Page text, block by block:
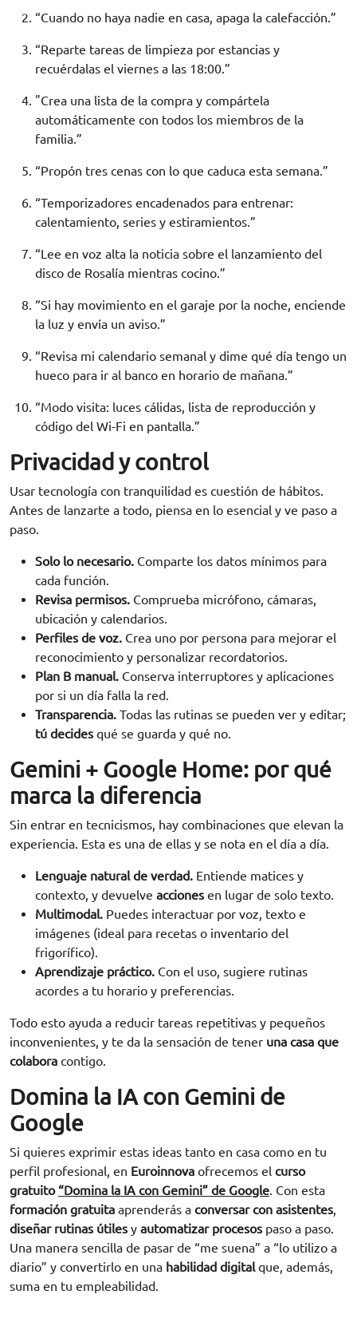
“Cuando no haya nadie en casa, apaga la calefacción.”
“Reparte tareas de limpieza por estancias y
recuérdalas el viernes a las 18:00.”
"Crea una lista de la compra y compártela
automáticamente con todos los miembros de la
familia.”
“Propón tres cenas con lo que caduca esta semana.”
“Temporizadores encadenados para entrenar:
calentamiento, series y estiramientos.”
“Lee en voz alta la noticia sobre el lanzamiento del
disco de Rosalía mientras cocino.”
“Si hay movimiento en el garaje por la noche, enciende
la luz y envía un aviso.”
“Revisa mi calendario semanal y dime qué día tengo un
hueco para ir al banco en horario de mañana.”
“Modo visita: luces cálidas, lista de reproducción y
código del Wi-Fi en pantalla.”
Privacidad y control
Usar tecnología con tranquilidad es cuestión de hábitos.
Antes de lanzarte a todo, piensa en lo esencial y ve paso a
paso.
Solo lo necesario. Comparte los datos mínimos para
cada función.
Revisa permisos. Comprueba micrófono, cámaras,
ubicación y calendarios.
Perfiles de voz. Crea uno por persona para mejorar el
reconocimiento y personalizar recordatorios.
Plan B manual. Conserva interruptores y aplicaciones
por si un día falla la red.
Transparencia. Todas las rutinas se pueden ver y editar;
tú decides qué se guarda y qué no.
Gemini + Google Home: por qué
marca la diferencia
Sin entrar en tecnicismos, hay combinaciones que elevan la
experiencia. Esta es una de ellas y se nota en el día a día.
Lenguaje natural de verdad. Entiende matices y
contexto, y devuelve acciones en lugar de solo texto.
Multimodal. Puedes interactuar por voz, texto e
imágenes (ideal para recetas o inventario del
frigorífico).
Aprendizaje práctico. Con el uso, sugiere rutinas
acordes a tu horario y preferencias.
Todo esto ayuda a reducir tareas repetitivas y pequeños
inconvenientes, y te da la sensación de tener una casa que
colabora contigo.
Domina la IA con Gemini de
Google
Si quieres exprimir estas ideas tanto en casa como en tu
perfil profesional, en Euroinnova ofrecemos el curso
gratuito “Domina la IA con Gemini” de Google. Con esta
formación gratuita aprenderás a conversar con asistentes,
diseñar rutinas útiles y automatizar procesos paso a paso.
Una manera sencilla de pasar de “me suena” a “lo utilizo a
diario” y convertirlo en una habilidad digitalque, además,
suma en tu empleabilidad.